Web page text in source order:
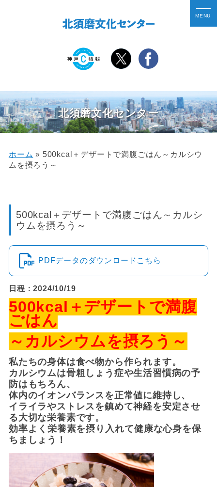
北須磨文化センター
ホーム » 500kcal＋デザートで満腹ごはん～カルシウ
ムを摂ろう～
500kcal＋デザートで満腹ごはん～カルシ
ウムを摂ろう～
PDFデータのダウンロードこちら
日程：2024/10/19
500kcal＋デザートで満腹
ごはん
～カルシウムを摂ろう～
私たちの身体は食べ物から作られます。
カルシウムは骨粗しょう症や生活習慣病の予
防はもちろん、
体内のイオンバランスを正常値に維持し、
イライラやストレスを鎮めて神経を安定させ
る大切な栄養素です。
効率よく栄養素を摂り入れて健康な心身を保
ちましょう！